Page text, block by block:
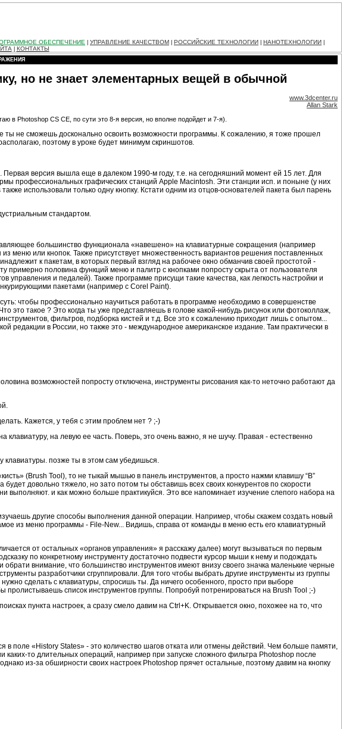
ОБЕСПЕЧЕНИЕ УПРАВЛЕНИЕ КАЧЕСТВОМ РОССИЙСКИЕ ТЕХНОЛОГИИ НАНОТЕХНОЛОГИИ
| КОНТАКТЫ
но не знает элементарных вещей в обычной
www.3dcenter.ru
Allan Stark
в Photoshop CS CE, по сути это 8-я версия, но вполне подойдет и 7-я).
ты не сможешь досконально освоить возможности программы. К сожалению, я тоже прошел
поэтому в уроке будет минимум скриншотов.
Первая версия вышла еще в далеком 1990-м году, т.е. на сегодняшний момент ей 15 лет. Для
профессиональных графических станций Apple Macintosh. Эти станции исп. и поныне (у них
использовали только одну кнопку. Кстати одним из отцов-основателей пакета был парень
стандартом.
большинство функционала «навешено» на клавиатурные сокращения (например
меню или кнопок. Также присутствует множественность вариантов решения поставленных
к пакетам, в которых первый взгляд на рабочее окно обманчив своей простотой -
половина функций меню и палитр с кнопками попросту скрыта от пользователя
и педалей). Также программе присущи такие качества, как легкость настройки и
пакетами (например с Corel Paint).
чтобы профессионально научиться работать в программе необходимо в совершенстве
это такое ? Это когда ты уже представляешь в голове какой-нибудь рисунок или фотоколлаж,
фильтров, подборка кистей и т.д. Все это к сожалению приходит лишь с опытом...
редакции в России, но также это - международное американское издание. Там практически в
возможностей попросту отключена, инструменты рисования как-то неточно работают да
Кажется, у тебя с этим проблем нет ? ;-)
на левую ее часть. Поверь, это очень важно, я не шучу. Правая - естественно
позже ты в этом сам убедишься.
(Brush Tool), то не тыкай мышью в панель инструментов, а просто нажми клавишу “B”
довольно тяжело, но зато потом ты обставишь всех своих конкурентов по скорости
и как можно больше практикуйся. Это все напоминает изучение слепого набора на
другие способы выполнения данной операции. Например, чтобы скажем создать новый
из меню программы - File-New... Видишь, справа от команды в меню есть его клавиатурный
от остальных «органов управления» я расскажу далее) могут вызываться по первым
по конкретному инструменту достаточно подвести курсор мыши к нему и подождать
внимание, что большинство инструментов имеют внизу своего значка маленькие черные
разработчики сгруппировали. Для того чтобы выбрать другие инструменты из группы
сделать с клавиатуры, спросишь ты. Да ничего особенного, просто при выборе
список инструментов группы. Попробуй потренироваться на Brush Tool ;-)
пункта настроек, а сразу смело давим на Ctrl+K. Открывается окно, похожее на то, что
в поле «History States» - это количество шагов отката или отмены действий. Чем больше памяти,
то длительных операций, например при запуске сложного фильтра Photoshop после
из-за обширности своих настроек Photoshop прячет остальные, поэтому давим на кнопку